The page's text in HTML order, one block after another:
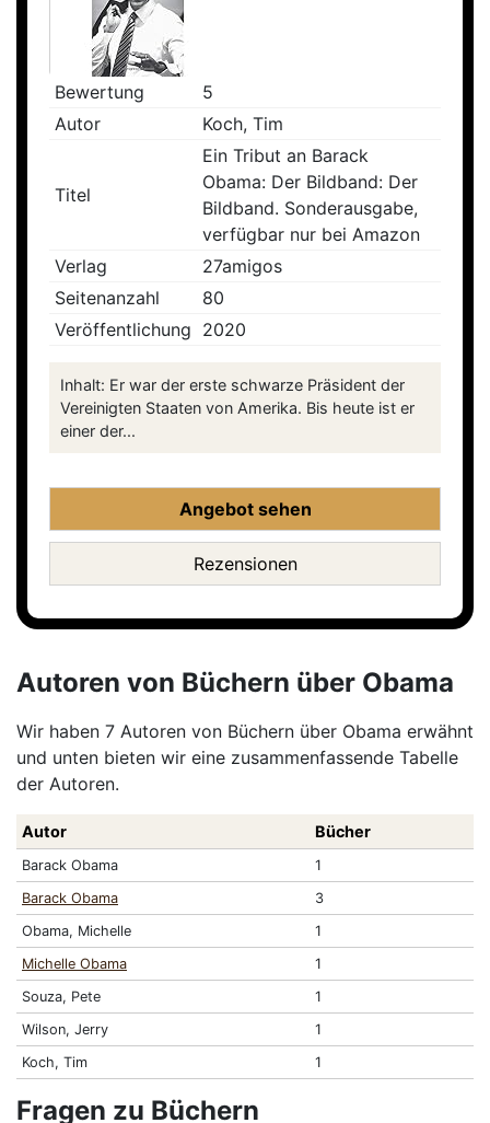
Bewertung
5
Autor
Koch, Tim
Titel
Ein Tribut an Barack
Obama: Der Bildband: Der
Bildband. Sonderausgabe,
verfügbar nur bei Amazon
Verlag
27amigos
Seitenanzahl
80
Veröffentlichung 2020
Inhalt: Er war der erste schwarze Präsident der
Vereinigten Staaten von Amerika. Bis heute ist er
einer der...
Angebot sehen
Rezensionen
Autoren von Büchern über Obama
Wir haben 7 Autoren von Büchern über Obama erwähnt
und unten bieten wir eine zusammenfassende Tabelle
der Autoren.
Autor Bücher
Barack Obama
1
Barack Obama
3
Obama, Michelle
1
Michelle Obama
1
Souza, Pete
1
Wilson, Jerry
1
Koch, Tim
1
Fragen zu Büchern